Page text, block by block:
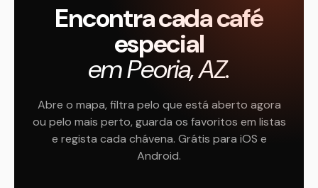
Encontra cada café
especial
em Peoria, AZ.
Abre o mapa, filtra pelo que está aberto agora
ou pelo mais perto, guarda os favoritos em listas
e regista cada chávena. Grátis para iOS e
Android.